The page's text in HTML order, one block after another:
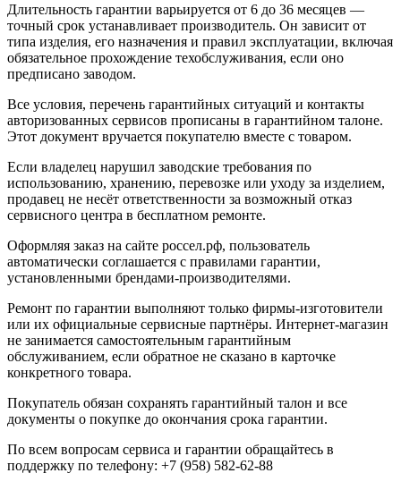
Длительность гарантии варьируется от 6 до 36 месяцев —
точный срок устанавливает производитель. Он зависит от
типа изделия, его назначения и правил эксплуатации, включая
обязательное прохождение техобслуживания, если оно
предписано заводом.
Все условия, перечень гарантийных ситуаций и контакты
авторизованных сервисов прописаны в гарантийном талоне.
Этот документ вручается покупателю вместе с товаром.
Если владелец нарушил заводские требования по
использованию, хранению, перевозке или уходу за изделием,
продавец не несёт ответственности за возможный отказ
сервисного центра в бесплатном ремонте.
Оформляя заказ на сайте россел.рф, пользователь
автоматически соглашается с правилами гарантии,
установленными брендами-производителями.
Ремонт по гарантии выполняют только фирмы-изготовители
или их официальные сервисные партнёры. Интернет-магазин
не занимается самостоятельным гарантийным
обслуживанием, если обратное не сказано в карточке
конкретного товара.
Покупатель обязан сохранять гарантийный талон и все
документы о покупке до окончания срока гарантии.
По всем вопросам сервиса и гарантии обращайтесь в
поддержку по телефону: +7 (958) 582-62-88